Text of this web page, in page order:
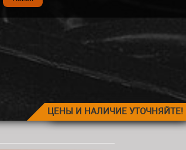
ЦЕНЫ И НАЛИЧИЕ УТОЧНЯЙТЕ!